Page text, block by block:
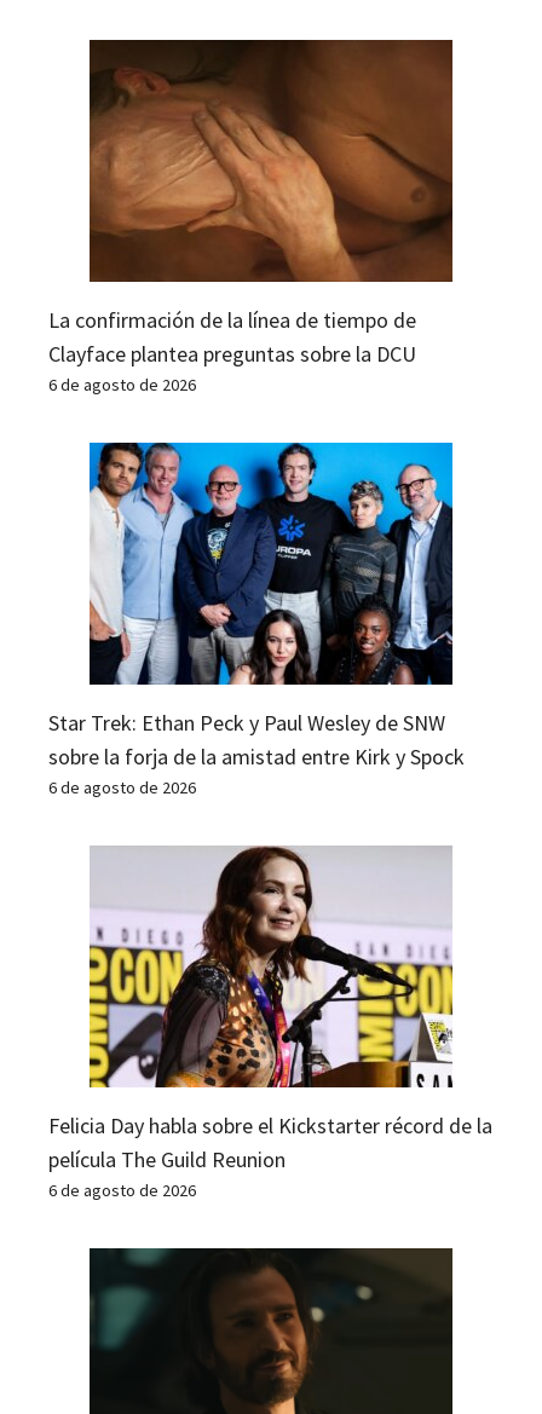
La confirmación de la línea de tiempo de
Clayface plantea preguntas sobre la DCU
6 de agosto de 2026
Star Trek: Ethan Peck y Paul Wesley de SNW
sobre la forja de la amistad entre Kirk y Spock
6 de agosto de 2026
Felicia Day habla sobre el Kickstarter récord de la
película The Guild Reunion
6 de agosto de 2026